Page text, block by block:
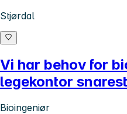
Stjørdal
Vi har behov for
legekontor snarest
Bioingeniør